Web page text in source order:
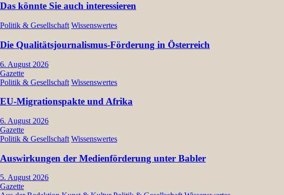
Das könnte Sie auch interessieren
Politik & Gesellschaft Wissenswertes
Die Qualitätsjournalismus-Förderung in Österreich
6. August 2026
Gazette
Politik & Gesellschaft Wissenswertes
EU-Migrationspakte und Afrika
6. August 2026
Gazette
Politik & Gesellschaft Wissenswertes
Auswirkungen der Medienförderung unter Babler
5. August 2026
Gazette